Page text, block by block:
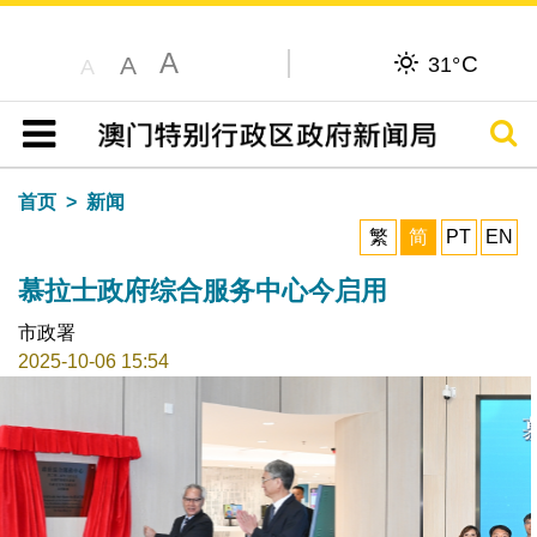
A A A 31°C
目录
搜寻
首页
新闻
繁
简 PT EN
慕拉士政府综合服务中心今启用
市政署
2025-10-06 15:54